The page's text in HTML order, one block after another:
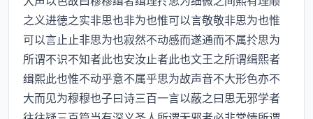
之义进徳之实非思也非为也惟可以言敬敬非思为也惟
可以言止止非思为也寂然不动感而遂通而不属扵思为
所谓不识不知者此也安汝止者此也文王之所谓缉熙者
缉熙此也惟不动乎意不属乎思为故声音不大形色亦不
大而见为穆穆也子曰诗三百一言以蔽之曰思无邪学者